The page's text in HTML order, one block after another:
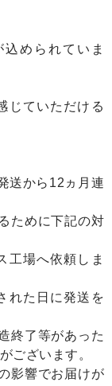
められていま
じていただける
送から12ヵ月連
ために下記の対
工場へ依頼しま
れた日に発送を
終了等があった
ございます。
影響でお届けが